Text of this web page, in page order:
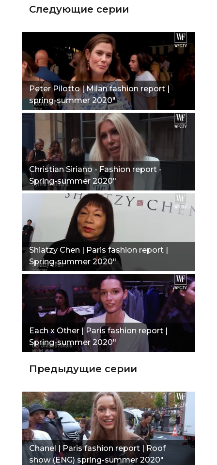
Следующие серии
Peter Pilotto | Milan fashion report |
spring-summer 2020"
Christian Siriano - Fashion report -
Spring-summer 2020"
Shiatzy Chen | Paris fashion report |
Spring-summer 2020"
Each x Other | Paris fashion report |
Spring-summer 2020"
Предыдущие серии
Chanel | Paris fashion report | Roof
show (ENG) spring-summer 2020"